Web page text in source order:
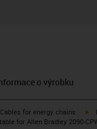
o výrobku
righticon-arrow-right
Cables for energy chains
for Allen Bradley 2090-